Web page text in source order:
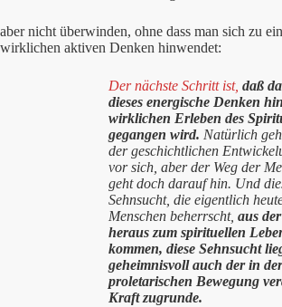
aber nicht überwinden, ohne dass man sich zu
wirklichen aktiven Denken hinwendet:
Der nächste Schritt ist, daß
dieses energische Denken
wirklichen Erleben des
gegangen wird. Natürlich
der geschichtlichen
vor sich, aber der Weg der
geht doch darauf hin. Und
Sehnsucht, die eigentlich
Menschen beherrscht, aus
heraus zum spirituellen
kommen, diese Sehnsucht
geheimnisvoll auch der in
proletarischen Bewegung
Kraft zugrunde.